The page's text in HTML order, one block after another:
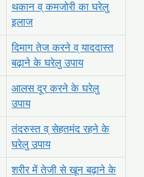
थकान व् कमजोरी का घरेलु
इलाज
दिमाग तेज करने व् याददास्त
बढ़ाने के घरेलु उपाय
आलस दूर करने के घरेलु
उपाय
तंदरुस्त व् सेहतमंद रहने के
घरेलु उपाय
शरीर में तेजी से खून बढ़ाने के